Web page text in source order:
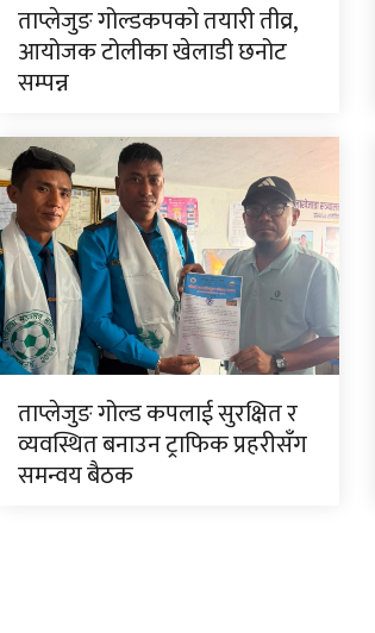
ताप्लेजुङ गोल्डकपको तयारी तीव्र,
आयोजक टोलीका खेलाडी छनोट
सम्पन्न
ताप्लेजुङ गोल्ड कपलाई सुरक्षित र
व्यवस्थित बनाउन ट्राफिक प्रहरीसँग
समन्वय बैठक